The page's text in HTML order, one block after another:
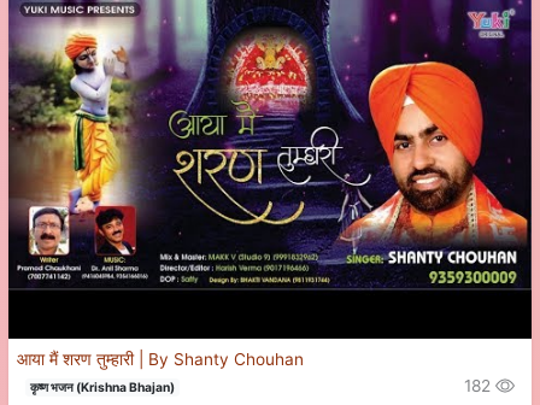
आया मैं शरण तुम्हारी | By Shanty Chouhan
कृष्ण भजन (Krishna Bhajan)
182